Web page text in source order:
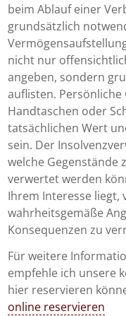
beim Ablauf einer
grundsätzlich
nicht nur
angeben, sondern
auflisten.
Handtaschen oder
tatsächlichen Wert
sein. Der
welche Gegenstände
verwertet werden
Ihrem Interesse liegt,
wahrheitsgemäße
Konsequenzen zu
Für weitere
empfehle ich unsere
hier reservieren
online reservieren